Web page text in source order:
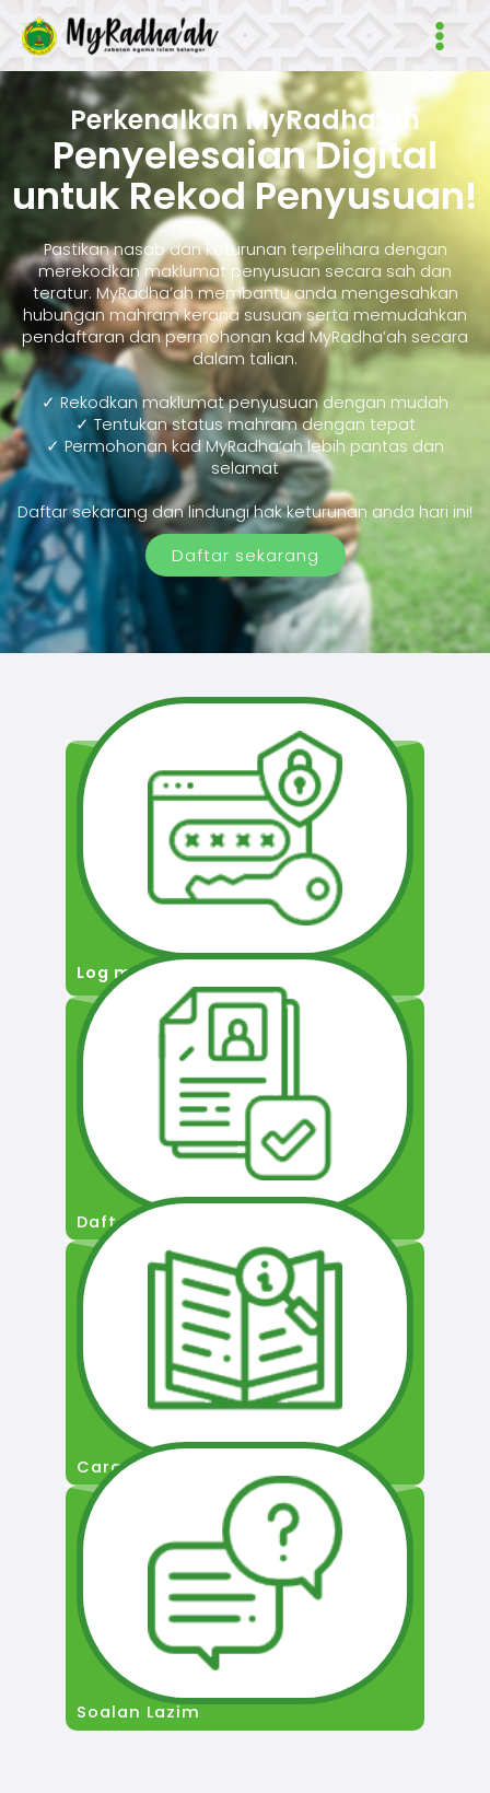
Main
Perkenalkan MyRadha’ah
Penyelesaian Digital
untuk Rekod Penyusuan!
Pastikan nasab dan keturunan terpelihara dengan
merekodkan maklumat penyusuan secara sah dan
teratur. MyRadha’ah membantu anda mengesahkan
hubungan mahram kerana susuan serta memudahkan
pendaftaran dan permohonan kad MyRadha’ah secara
dalam talian.
✓ Rekodkan maklumat penyusuan dengan mudah
✓ Tentukan status mahram dengan tepat
✓ Permohonan kad MyRadha’ah lebih pantas dan
selamat
Daftar sekarang dan lindungi hak keturunan anda hari ini!
Daftar sekarang
Log masuk
Daftar Pengguna
Cara Permohonan
Soalan Lazim